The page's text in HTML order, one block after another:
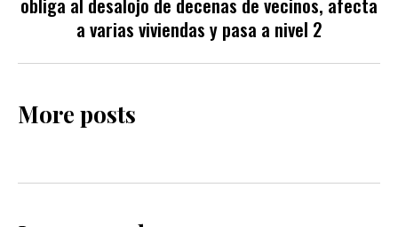
a varias viviendas y pasa a nivel 2
More posts